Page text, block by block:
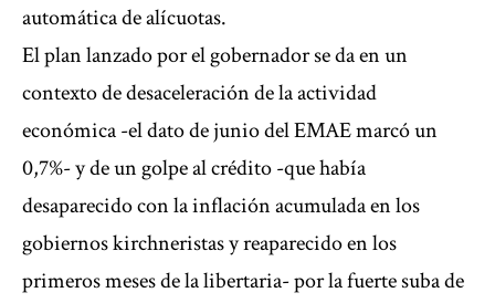
automática de alícuotas.
El plan lanzado por el gobernador se da en un
contexto de desaceleración de la actividad
económica -el dato de junio del EMAE marcó un
0,7%- y de un golpe al crédito -que había
desaparecido con la inflación acumulada en los
gobiernos kirchneristas y reaparecido en los
primeros meses de la libertaria- por la fuerte suba de